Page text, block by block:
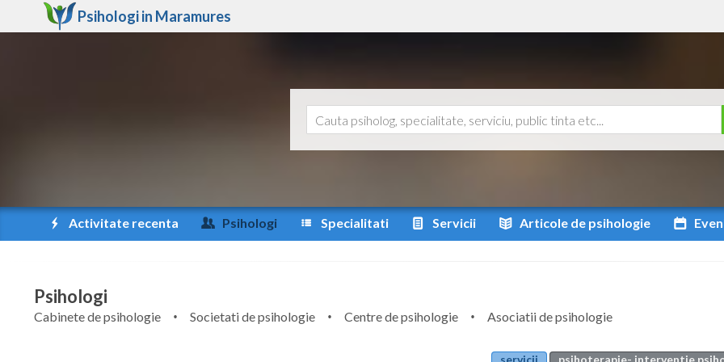
Psihologi in Maramures
Activitate recenta Psihologi Specialitati Servicii Articole de psihologie
Psihologi
Cabinete de psihologie Societati de psihologie Centre de psihologie
Asociatii de psihologie
servicii
psihoterapie- interventie